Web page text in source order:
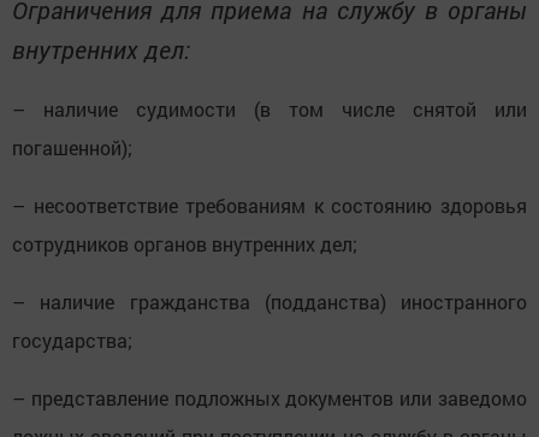
Ограничения для приема на службу в органы
внутренних дел:
– наличие судимости (в том числе снятой или
погашенной);
– несоответствие требованиям к состоянию здоровья
сотрудников органов внутренних дел;
– наличие гражданства (подданства) иностранного
государства;
– представление подложных документов или заведомо